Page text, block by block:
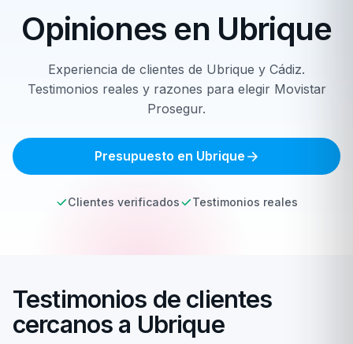
Opiniones en Ubrique
Experiencia de clientes de Ubrique y Cádiz.
Testimonios reales y razones para elegir Movistar
Prosegur.
Presupuesto en Ubrique
Clientes verificados Testimonios reales
Testimonios de clientes
cercanos a Ubrique